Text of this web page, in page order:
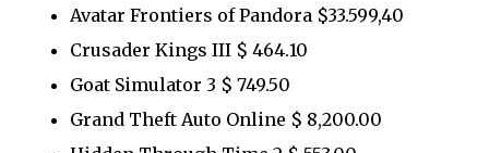
Avatar Frontiers of Pandora $33.599,40
Crusader Kings III $ 464.10
Goat Simulator 3 $ 749.50
Grand Theft Auto Online $ 8,200.00